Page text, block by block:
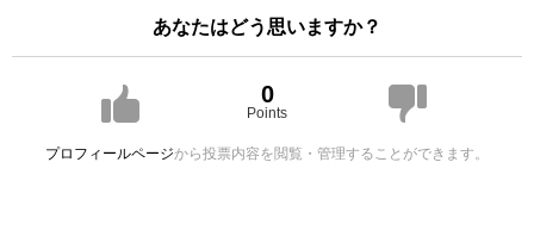
あなたはどう思いますか？
0
Points
プロフィールページから投票内容を閲覧・管理することができます。